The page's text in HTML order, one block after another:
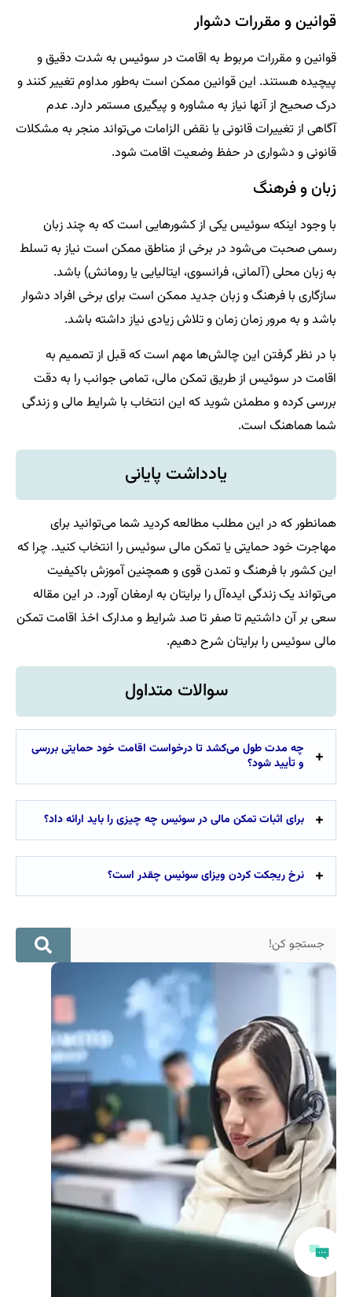
قوانین و مقررات دشوار
قوانین و مقررات مربوط به اقامت در سوئیس به شدت دقیق و
پیچیده هستند. این قوانین ممکن است به‌طور مداوم تغییر کنند و
درک صحیح از آنها نیاز به مشاوره و پیگیری مستمر دارد. عدم
آگاهی از تغییرات قانونی یا نقض الزامات می‌تواند منجر به مشکلات
قانونی و دشواری در حفظ وضعیت اقامت شود.
زبان و فرهنگ
با وجود اینکه سوئیس یکی از کشورهایی است که به چند زبان
رسمی صحبت می‌شود در برخی از مناطق ممکن است نیاز به تسلط
به زبان محلی (آلمانی، فرانسوی، ایتالیایی یا رومانش) باشد.
سازگاری با فرهنگ و زبان جدید ممکن است برای برخی افراد دشوار
باشد و به مرور زمان زمان و تلاش زیادی نیاز داشته باشد.
با در نظر گرفتن این چالش‌ها مهم است که قبل از تصمیم به
اقامت در سوئیس از طریق تمکن مالی، تمامی جوانب را به دقت
بررسی کرده و مطمئن شوید که این انتخاب با شرایط مالی و زندگی
شما هماهنگ است.
یادداشت پایانی
همانطور که در این مطلب مطالعه کردید شما می‌توانید برای
مهاجرت خود حمایتی یا تمکن مالی سوئیس را انتخاب کنید. چرا که
این کشور با فرهنگ و تمدن قوی و همچنین آموزش باکیفیت
می‌تواند یک زندگی ایده‌آل را برایتان به ارمغان آورد. در این مقاله
سعی بر آن داشتیم تا صفر تا صد شرایط و مدارک اخذ اقامت تمکن
مالی سوئیس را برایتان شرح دهیم.
سوالات متداول
چه مدت طول می‌کشد تا درخواست اقامت خود حمایتی بررسی
و تأیید شود؟
برای اثبات تمکن مالی در سوئیس چه چیزی را باید ارائه داد؟
نرخ ریجکت کردن ویزای سوئیس چقدر است؟